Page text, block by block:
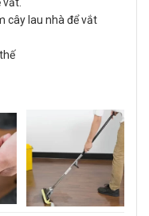
cây lau nhà để vắt